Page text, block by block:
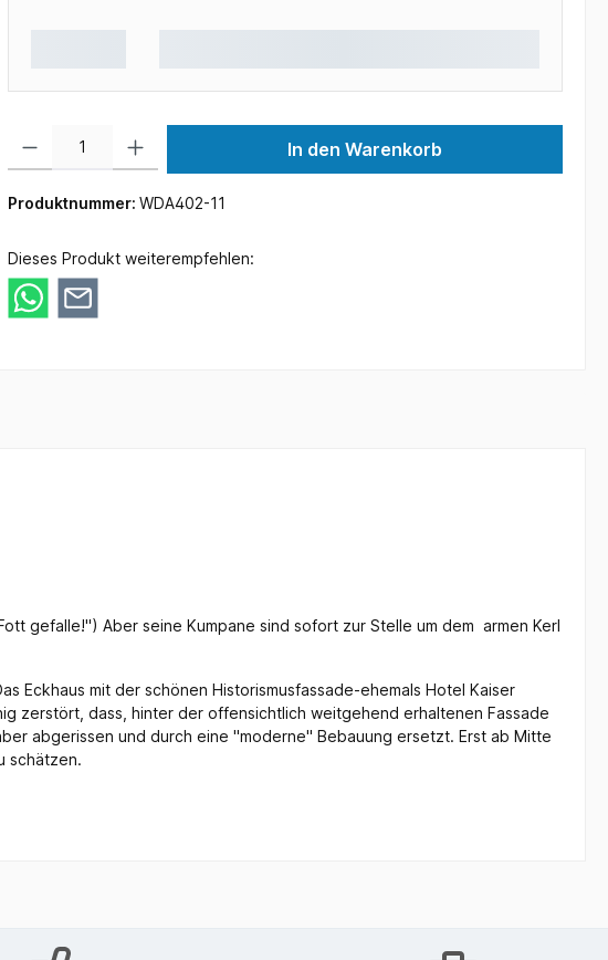
In den Warenkorb
Produktnummer: WDA402-11
Dieses Produkt weiterempfehlen:
gefalle!") Aber seine Kumpane sind sofort zur Stelle um dem armen Kerl
Eckhaus mit der schönen Historismusfassade-ehemals Hotel Kaiser
zerstört, dass, hinter der offensichtlich weitgehend erhaltenen Fassade
abgerissen und durch eine "moderne" Bebauung ersetzt. Erst ab Mitte
schätzen.